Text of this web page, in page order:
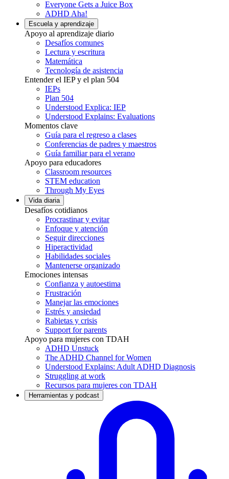
Everyone Gets a Juice Box
ADHD Aha!
Escuela y aprendizaje
Apoyo al aprendizaje diario
Desafíos comunes
Lectura y escritura
Matemática
Tecnología de asistencia
Entender el IEP y el plan 504
IEPs
Plan 504
Understood Explica: IEP
Understood Explains: Evaluations
Momentos clave
Guía para el regreso a clases
Conferencias de padres y maestros
Guía familiar para el verano
Apoyo para educadores
Classroom resources
STEM education
Through My Eyes
Vida diaria
Desafíos cotidianos
Procrastinar y evitar
Enfoque y atención
Seguir direcciones
Hiperactividad
Habilidades sociales
Mantenerse organizado
Emociones intensas
Confianza y autoestima
Frustración
Manejar las emociones
Estrés y ansiedad
Rabietas y crisis
Support for parents
Apoyo para mujeres con TDAH
ADHD Unstuck
The ADHD Channel for Women
Understood Explains: Adult ADHD Diagnosis
Struggling at work
Recursos para mujeres con TDAH
Herramientas y podcast